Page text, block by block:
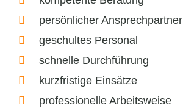
persönlicher Ansprechpartner
geschultes Personal
schnelle Durchführung
kurzfristige Einsätze
professionelle Arbeitsweise